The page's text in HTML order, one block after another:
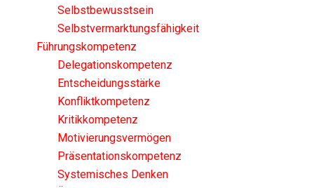
Selbstbewusstsein
Selbstvermarktungsfähigkeit
Führungskompetenz
Delegationskompetenz
Entscheidungsstärke
Konfliktkompetenz
Kritikkompetenz
Motivierungsvermögen
Präsentationskompetenz
Systemisches Denken